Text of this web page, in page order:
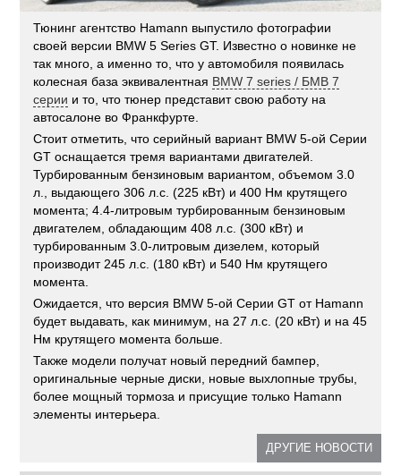
Тюнинг агентство Hamann выпустило фотографии
своей версии BMW 5 Series GT. Известно о новинке не
так много, а именно то, что у автомобиля появилась
колесная база эквивалентная BMW 7 series / БМВ 7
серии и то, что тюнер представит свою работу на
автосалоне во Франкфурте.
Стоит отметить, что серийный вариант BMW 5-ой Серии
GT оснащается тремя вариантами двигателей.
Турбированным бензиновым вариантом, объемом 3.0
л., выдающего 306 л.с. (225 кВт) и 400 Нм крутящего
момента; 4.4-литровым турбированным бензиновым
двигателем, обладающим 408 л.с. (300 кВт) и
турбированным 3.0-литровым дизелем, который
производит 245 л.с. (180 кВт) и 540 Нм крутящего
момента.
Ожидается, что версия BMW 5-ой Серии GT от Hamann
будет выдавать, как минимум, на 27 л.с. (20 кВт) и на 45
Нм крутящего момента больше.
Также модели получат новый передний бампер,
оригинальные черные диски, новые выхлопные трубы,
более мощный тормоза и присущие только Hamann
элементы интерьера.
ДРУГИЕ НОВОСТИ